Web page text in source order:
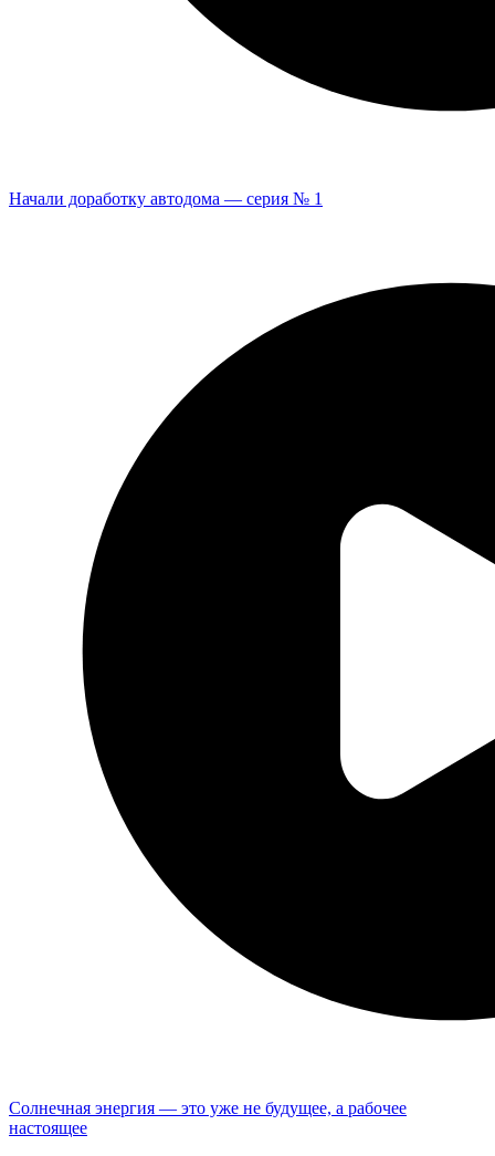
Начали доработку автодома — серия № 1
Солнечная энергия — это уже не будущее, а рабочее
настоящее